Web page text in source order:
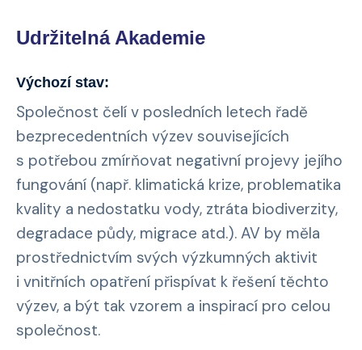
Udržitelná Akademie
Výchozí stav:
Společnost čelí v posledních letech řadě
bezprecedentních výzev souvisejících
s potřebou zmírňovat negativní projevy jejího
fungování (např. klimatická krize, problematika
kvality a nedostatku vody, ztráta biodiverzity,
degradace půdy, migrace atd.). AV by měla
prostřednictvím svých výzkumných aktivit
i vnitřních opatření přispívat k řešení těchto
výzev, a být tak vzorem a inspirací pro celou
společnost.